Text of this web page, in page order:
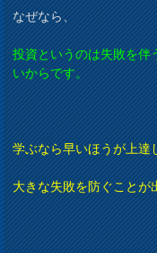
なぜなら、
投資というのは失敗を伴
いからです。
学ぶなら早いほうが上達
大きな失敗を防ぐことが